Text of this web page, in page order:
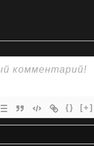
{} [+]